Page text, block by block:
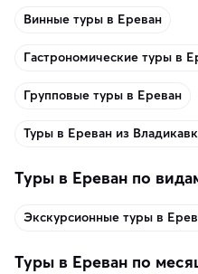
Винные туры в Ереван
Гастрономические туры в
Групповые туры в Ереван
Туры в Ереван из
Туры в Ереван по
Экскурсионные туры в
Туры в Ереван по